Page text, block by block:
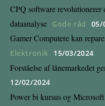
CPQ software
dataanalyse Gode råd 05/
Gamer Computere kan
Elektronik 15/03/2024
Forståelse af lånemarkedet
12/02/2024
Power bi kursus og